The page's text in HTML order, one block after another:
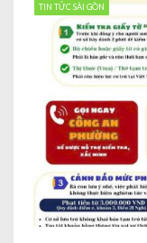
TIN TỨC SÀI GÒN